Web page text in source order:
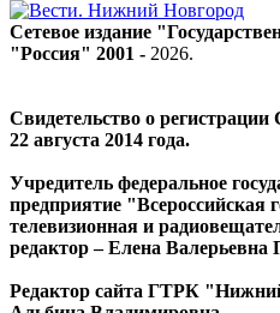
Сетевое издание
"Россия" 2001 - 2026.
Свидетельство о
22 августа 2014 года.
Учредитель федеральное
предприятие "Всероссийская
телевизионная и
редактор – Елена Валерьевна
Редактор сайта ГТРК